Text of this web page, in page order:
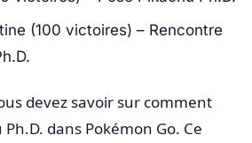
(100 victoires) – Rencontre
devez savoir sur comment
dans Pokémon Go. Ce